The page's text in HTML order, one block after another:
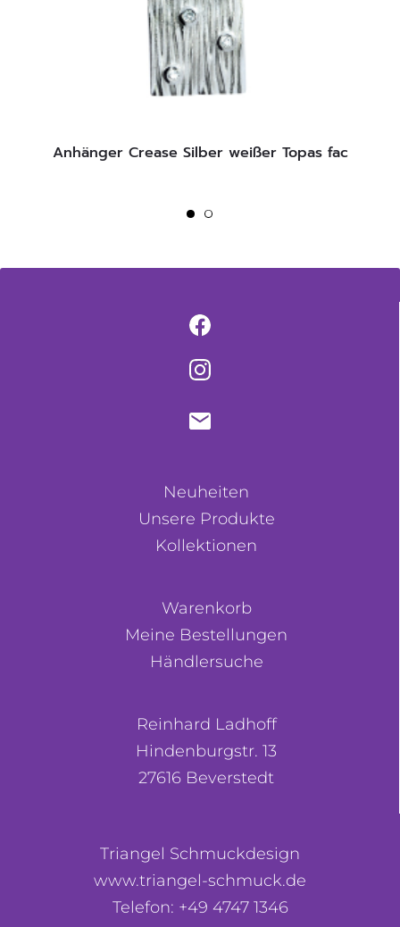
Anhänger Crease Silber weißer Topas fac
Neuheiten
Unsere Produkte
Kollektionen
Warenkorb
Meine Bestellungen
Händlersuche
Reinhard Ladhoff
Hindenburgstr. 13
27616 Beverstedt
Triangel Schmuckdesign
www.triangel-schmuck.de
Telefon: +49 4747 1346